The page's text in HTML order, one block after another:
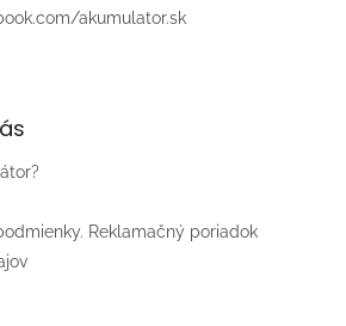
akumulator.sk
Reklamačný poriadok